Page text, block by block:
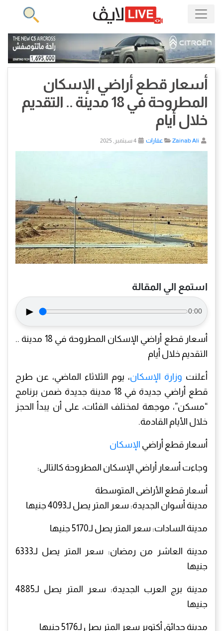
أسعار قطع أراضي الإسكان
المطروحة في 18 مدينة .. التقديم
خلال أيام
Zainab Ali عقارات
استمع الي المقالة
► 0:00
أسعار قطع أراضي الإسكان المطروحة في 18 مدينة ..
التقديم خلال أيام
أعلنت وزارة الإسكان، يوم الثلاثاء الماضي، عن طرح
قطع أراضي جديدة في 18 مدينة جديدة ضمن برنامج
“مسكن”، موجهة لمختلف الفئات، على أن يبدأ الحجز
خلال الأيام القادمة.
أسعار قطع أراضي الإسكان
وجاءت أسعار أراضي الإسكان المطروحة كالتالى:
أسعار قطع الأراضى المتوسطة
مدينة أسوان الجديدة: سعر المتر يصل لـ4093 جنيها
مدينة السادات: سعر المتر يصل لـ5170 جنيها
مدينة العاشر من رمضان: سعر المتر يصل لـ6333
جنيها
مدينة برج العرب الجديدة: سعر المتر يصل لـ4885
جنيها
مدينة حدائق أكتوبر سعر المتر يصل لـ5176 جنيها